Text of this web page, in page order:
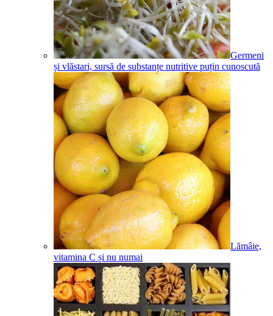
Germeni
și vlăstari, sursă de substanțe nutritive puțin cunoscută
Lămâie,
vitamina C și nu numai